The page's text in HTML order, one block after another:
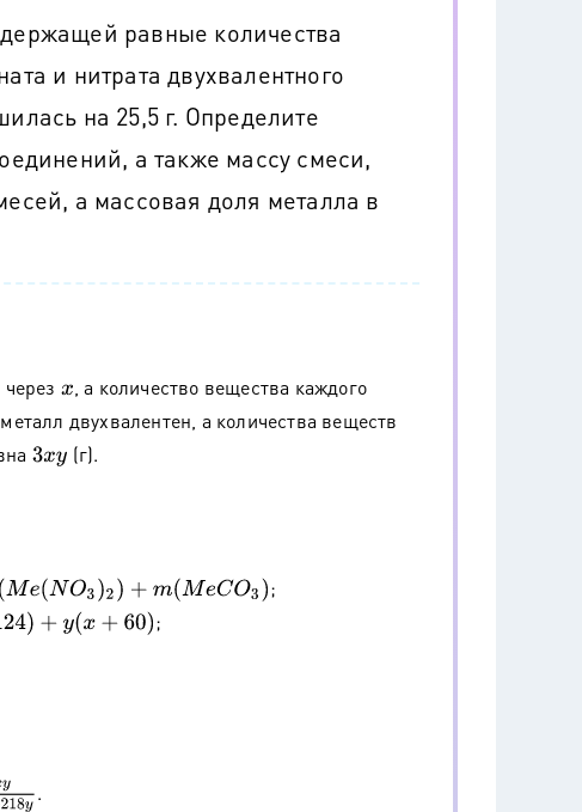
равные количества
и нитрата двухвалентного
на 25,5 г. Определите
а также массу смеси,
а массовая доля металла в
x , а количество вещества каждого
двухвалентен, а количества веществ
3xy (г).
m(MeCO3) ;
;
+ .